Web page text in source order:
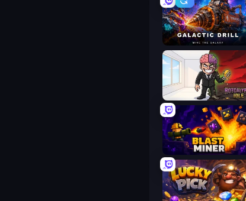
Galactic Drill
Rotcalypse: Idle Incremental
Blast Miner